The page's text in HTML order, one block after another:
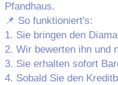
Pfandhaus.
📌 So funktioniert's:
1. Sie bringen den
2. Wir bewerten ihn und
3. Sie erhalten sofort
4. Sobald Sie den